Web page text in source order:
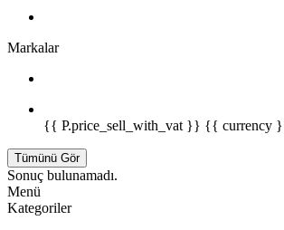
Markalar
{{ P.price_sell_with_vat }} {{ currency
Tümünü Gör
Sonuç bulunamadı.
Menü
Kategoriler